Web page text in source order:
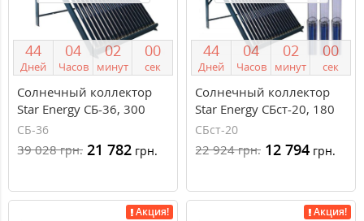
44
Дней
04
Часов
02
минут
00
сек
Солнечный коллектор
Star Energy СБ-36, 300
литров, сезонный
СБ-36
39 028грн. 21 782 грн.
44
Дней
04
Часов
02
минут
00
сек
Солнечный коллектор
Star Energy СБст-20, 180
литров, сезонный
СБст-20
22 924грн. 12 794 грн.
Акция!
Акция!